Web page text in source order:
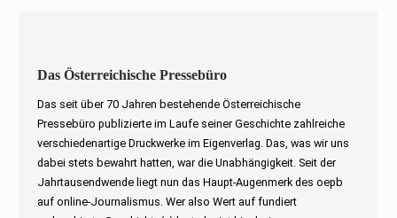
Das Österreichische Pressebüro
Das seit über 70 Jahren bestehende Österreichische
Pressebüro publizierte im Laufe seiner Geschichte zahlreiche
verschiedenartige Druckwerke im Eigenverlag. Das, was wir uns
dabei stets bewahrt hatten, war die Unabhängigkeit. Seit der
Jahrtausendwende liegt nun das Haupt-Augenmerk des oepb
auf online-Journalismus. Wer also Wert auf fundiert